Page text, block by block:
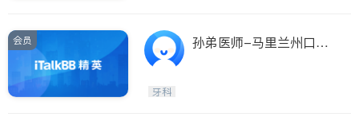
会员
孙弟医师-马里兰州口腔
牙科